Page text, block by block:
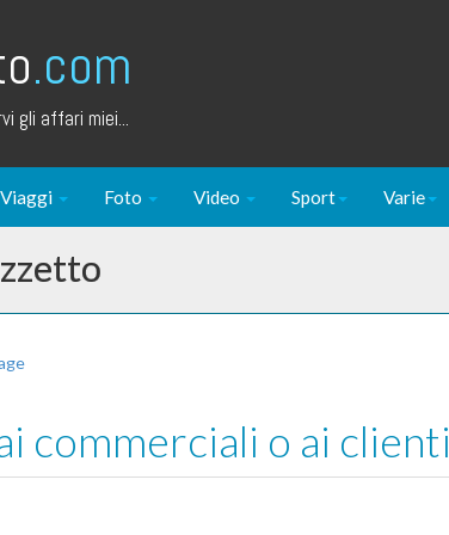
.com
gli affari miei...
Viaggi Foto Video Sport Varie
commerciali o ai clienti